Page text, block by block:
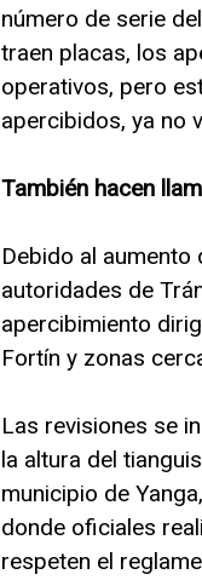
número de serie
traen placas, los
operativos, pero
apercibidos, ya no
También hacen
Debido al aumento
autoridades de
apercibimiento
Fortín y zonas
Las revisiones se
la altura del
municipio de
donde oficiales
respeten el